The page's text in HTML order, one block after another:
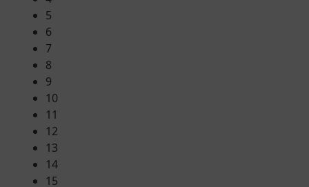
5
6
7
8
9
10
11
12
13
14
15